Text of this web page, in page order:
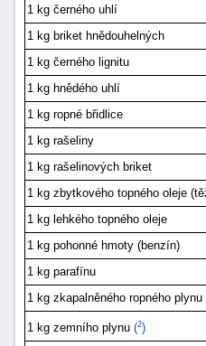
1 kg černého uhlí
1 kg briket hnědouhelných
1 kg černého lignitu
1 kg hnědého uhlí
1 kg ropné břidlice
1 kg rašeliny
1 kg rašelinových briket
1 kg zbytkového topného oleje
1 kg lehkého topného oleje
1 kg pohonné hmoty (benzín)
1 kg parafínu
1 kg zkapalněného ropného plynu
1 kg zemního plynu (2)